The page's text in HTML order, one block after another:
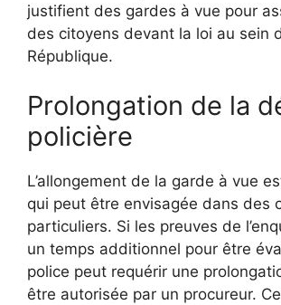
justifient des gardes à vue pour
des citoyens devant la loi au sein
République.
Prolongation de la
policière
L’allongement de la garde à vue
qui peut être envisagée dans des
particuliers. Si les preuves de
un temps additionnel pour être
police peut requérir une
être autorisée par un procureur.